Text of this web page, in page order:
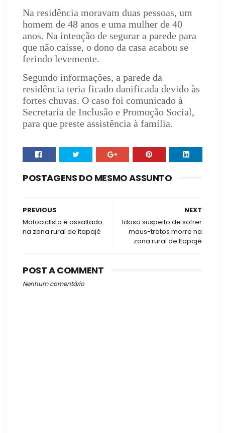
Na residência moravam duas pessoas, um
homem de 48 anos e uma mulher de 40
anos. Na intenção de segurar a parede para
que não caísse, o dono da casa acabou se
ferindo levemente.
Segundo informações, a parede da
residência teria ficado danificada devido às
fortes chuvas. O caso foi comunicado à
Secretaria de Inclusão e Promoção Social,
para que preste assistência à família.
POSTAGENS DO MESMO ASSUNTO
NEXT
Idoso suspeito de sofrer
maus-tratos morre na
zona rural de Itapajé
PREVIOUS
Motociclista é assaltado
na zona rural de Itapajé
POST A COMMENT
Nenhum comentário